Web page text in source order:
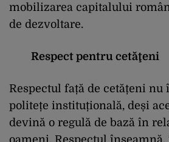
mobilizarea capitalului
de dezvoltare.
Respect pentru cetăţeni
Respectul față de cetățeni nu
politețe instituțională, deși
devină o regulă de bază în
oameni. Respectul